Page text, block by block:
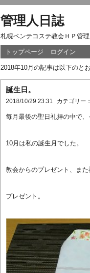
管理人日誌
札幌ペンテコステ教会ＨＰ管理
トップページ ログイン
2018年10月の記事は以下のとお
誕生日。
2018/10/29 23:31 カテゴリー：
毎月最後の聖日礼拝の中で
10月は私の誕生月でした。
教会からのプレゼント、また
プレゼント。